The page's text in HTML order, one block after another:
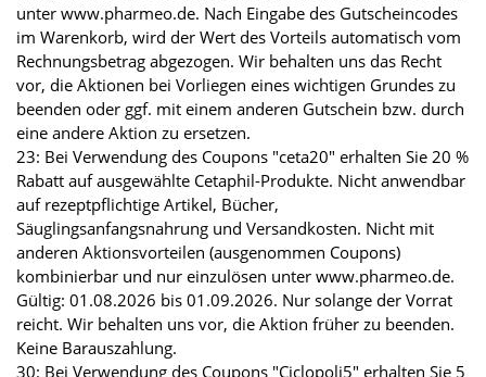
unter www.pharmeo.de. Nach Eingabe des Gutscheincodes
im Warenkorb, wird der Wert des Vorteils automatisch vom
Rechnungsbetrag abgezogen. Wir behalten uns das Recht
vor, die Aktionen bei Vorliegen eines wichtigen Grundes zu
beenden oder ggf. mit einem anderen Gutschein bzw. durch
eine andere Aktion zu ersetzen.
23: Bei Verwendung des Coupons "ceta20" erhalten Sie 20 %
Rabatt auf ausgewählte Cetaphil-Produkte. Nicht anwendbar
auf rezeptpflichtige Artikel, Bücher,
Säuglingsanfangsnahrung und Versandkosten. Nicht mit
anderen Aktionsvorteilen (ausgenommen Coupons)
kombinierbar und nur einzulösen unter www.pharmeo.de.
Gültig: 01.08.2026 bis 01.09.2026. Nur solange der Vorrat
reicht. Wir behalten uns vor, die Aktion früher zu beenden.
Keine Barauszahlung.
30: Bei Verwendung des Coupons "Ciclopoli5" erhalten Sie 5